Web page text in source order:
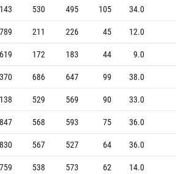
530 495 105 34.0
789 211 226 45 12.0
619 172 183 44 9.0
686 647 99 38.0
529 569 90 33.0
568 593 75 36.0
567 527 64 36.0
538 573 62 14.0